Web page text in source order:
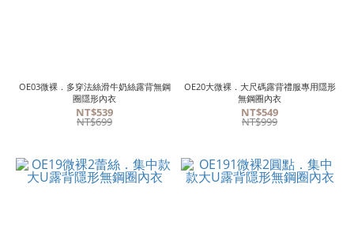
OE03微裸．多穿法絲滑牛奶絲露背無鋼
圈隱形內衣
NT$539
NT$699
OE20大微裸．大尺碼露背禮服專用隱形
無鋼圈內衣
NT$549
NT$999